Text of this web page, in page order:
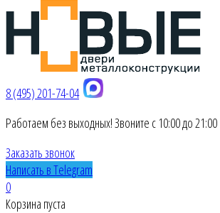
8 (495) 201-74-04
Работаем без выходных! Звоните с 10:00 до 21:00
Заказать звонок
Написать в Telegram
0
Корзина пуста